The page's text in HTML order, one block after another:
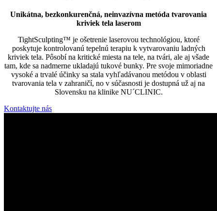
Unikátna, bezkonkurenčná, neinvazívna metóda tvarovania
kriviek tela laserom
TightSculpting™ je ošetrenie laserovou technológiou, ktoré
poskytuje kontrolovanú tepelnú terapiu k vytvarovaniu ladných
kriviek tela. Pôsobí na kritické miesta na tele, na tvári, ale aj všade
tam, kde sa nadmerne ukladajú tukové bunky. Pre svoje mimoriadne
vysoké a trvalé účinky sa stala vyhľadávanou metódou v oblasti
tvarovania tela v zahraničí, no v súčasnosti je dostupná už aj na
Slovensku na klinike NU´CLINIC.
Kontaktujte nás